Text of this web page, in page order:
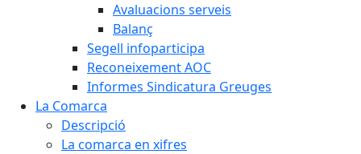
Avaluacions serveis
Balanç
Segell infoparticipa
Reconeixement AOC
Informes Sindicatura Greuges
La Comarca
Descripció
La comarca en xifres